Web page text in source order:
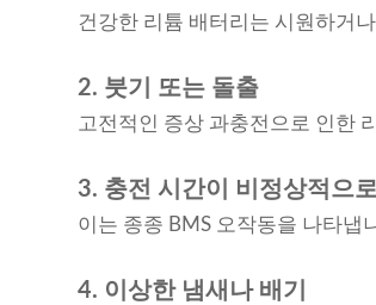
건강한 리튬 배터리는 시원하거
2. 붓기 또는 돌출
고전적인 증상 과충전으로 인한
3. 충전 시간이 비정상적으
이는 종종 BMS 오작동을 나타냅
4. 이상한 냄새나 배기